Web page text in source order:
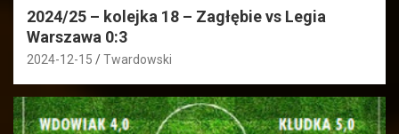
2024/25 – kolejka 18 – Zagłębie vs Legia
Warszawa 0:3
2024-12-15 Twardowski